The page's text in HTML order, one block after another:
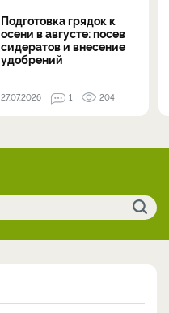
Подготовка грядок к
осени в августе: посев
сидератов и внесение
удобрений
27.07.2026 1 204